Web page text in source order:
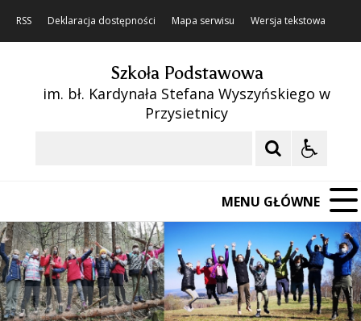
RSS Deklaracja dostępności Mapa serwisu Wersja tekstowa
Szkoła Podstawowa
im. bł. Kardynała Stefana Wyszyńskiego w
Przysietnicy
MENU GŁÓWNE
Poprzedni Element
Następny Element
❚❚